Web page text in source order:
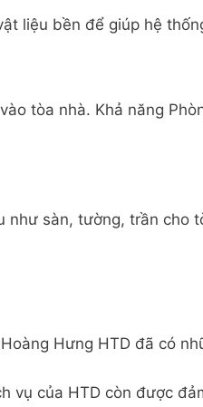
liệu bền để giúp hệ
tòa nhà. Khả năng
như sàn, tường, trần cho
Hưng HTD đã có
vụ của HTD còn được